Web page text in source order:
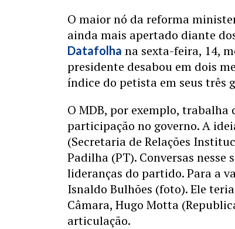
O maior nó da reforma
ainda mais apertado diante
Datafolha na sexta-feira, 14,
presidente desabou em dois
índice do petista em seus três
O MDB, por exemplo,
participação no governo. A
(Secretaria de Relações
Padilha (PT). Conversas
lideranças do partido. Para a
Isnaldo Bulhões (foto). Ele
Câmara, Hugo Motta
articulação.